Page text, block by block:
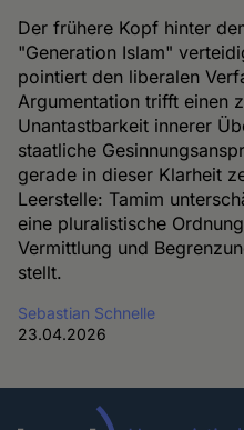
Der frühere Kopf hinter
"Generation Islam"
pointiert den liberalen
Argumentation trifft einen
Unantastbarkeit innerer
staatliche
gerade in dieser Klarheit
Leerstelle: Tamim
eine pluralistische
Vermittlung und
stellt.
Sebastian Schnelle
23.04.2026